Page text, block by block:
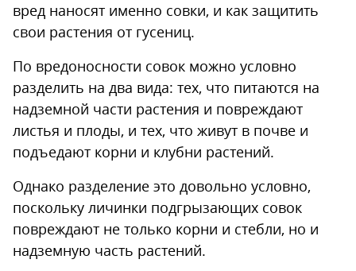
вред наносят именно совки, и как защитить
свои растения от гусениц.
По вредоносности совок можно условно
разделить на два вида: тех, что питаются на
надземной части растения и повреждают
листья и плоды, и тех, что живут в почве и
подъедают корни и клубни растений.
Однако разделение это довольно условно,
поскольку личинки подгрызающих совок
повреждают не только корни и стебли, но и
надземную часть растений.